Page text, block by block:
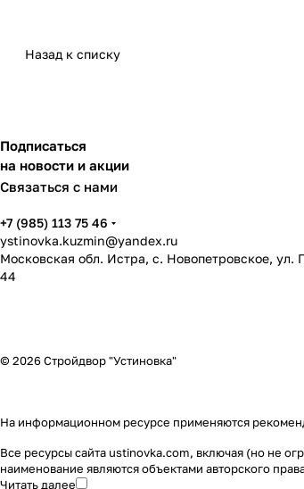
Назад к списку
Подписаться
на новости и акции
Связаться с нами
+7 (985) 113 75 46
ystinovka.kuzmin@yandex.ru
Московская обл. Истра, с. Новопетровское, ул.
44
© 2026 Стройдвор "Устиновка"
На информационном ресурсе применяются
Все ресурсы сайта ustinovka.com, включая (но не
наименование являются объектами авторского
Читать далее